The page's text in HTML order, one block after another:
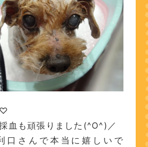
♡
血も頑張りました(^O^)／
口さんで本当に嬉しいで